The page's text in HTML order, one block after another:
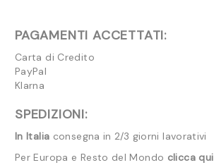
PAGAMENTI ACCETTATI:
Carta di Credito
PayPal
Klarna
SPEDIZIONI:
In Italia consegna in 2/3 giorni lavorativi
Per Europa e Resto del Mondo clicca qui